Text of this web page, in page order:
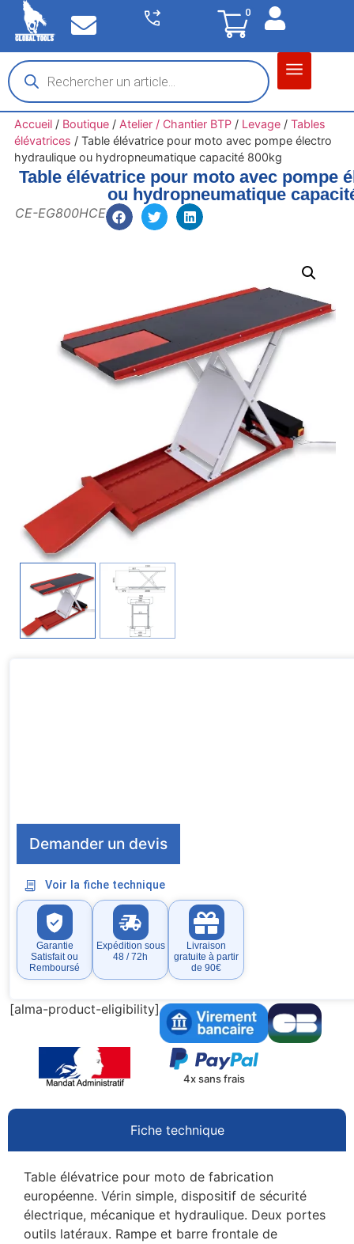
0
Accueil/ Boutique/ Atelier / Chantier BTP/ Levage/ Tables
élévatrices / Table élévatrice pour moto avec pompe électro
hydraulique ou hydropneumatique capacité 800kg
Table élévatrice pour moto avec pompe
ou hydropneumatique
CE-EG800HCE
Demander un devis
Voir la fiche technique
Garantie
Satisfait ou
Remboursé
Expédition sous
48 / 72h
Livraison
gratuite à partir
de 90€
[alma-product-eligibility]
4x sans frais
Fiche technique
Table élévatrice pour moto de fabrication
européenne. Vérin simple, dispositif de sécurité
électrique, mécanique et hydraulique. Deux portes
outils latéraux. Rampe et barre frontale de